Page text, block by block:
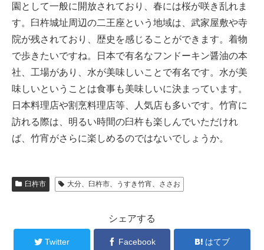
園として一般に開放されており、春には桜が咲き乱れま
す。臼杵城址周辺の二王座という地域は、武家屋敷や寺
院が残されており、歴史を感じることができます。着物
で歩きたいですね。日本で有名なフンドーキン醤油の本
社、工場があり、水が美味しいことで有名です。水が美
味しいということは食事も美味しいに決まっています。
日本料理店や割烹料理店等、人気店も多いです。竹宵に
訪れる際は、明るい時間の臼杵も楽しんでいただけれ
ば、竹宵がさらに楽しめるのではないでしょうか。
臼杵市 大分、臼杵市、うすき竹宵、ささお
シェアする
Twitter Facebook はてブ